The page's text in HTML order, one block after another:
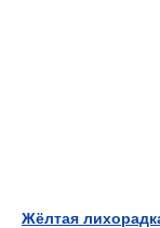
Жёлтая